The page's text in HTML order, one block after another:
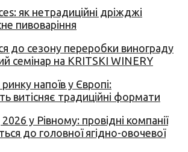
як нетрадиційні дріжджі
пивоваріння
до сезону переробки винограду
семінар на KRITSKI WINERY
напоїв у Європі:
витісняє традиційні формати
у Рівному: провідні компанії
до головної ягідно-овочевої